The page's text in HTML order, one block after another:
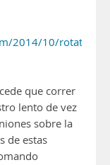
2014/10/rotating-
que correr
lento de vez
sobre la
de estas